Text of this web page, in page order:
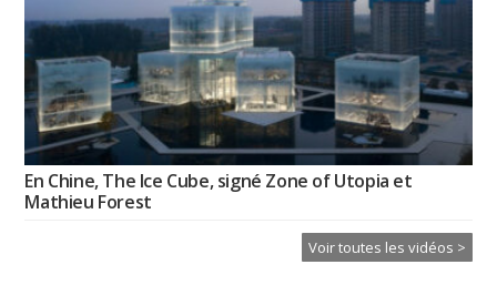
En Chine, The Ice Cube, signé Zone of Utopia et
Mathieu Forest
Voir toutes les vidéos >